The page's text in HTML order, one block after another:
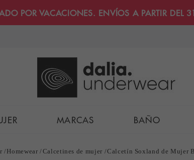
POR VACACIONES. ENVÍOS A PARTIR DEL
MARCAS BAÑO
Homewear Calcetines de mujer Calcetín Soxland de Mujer